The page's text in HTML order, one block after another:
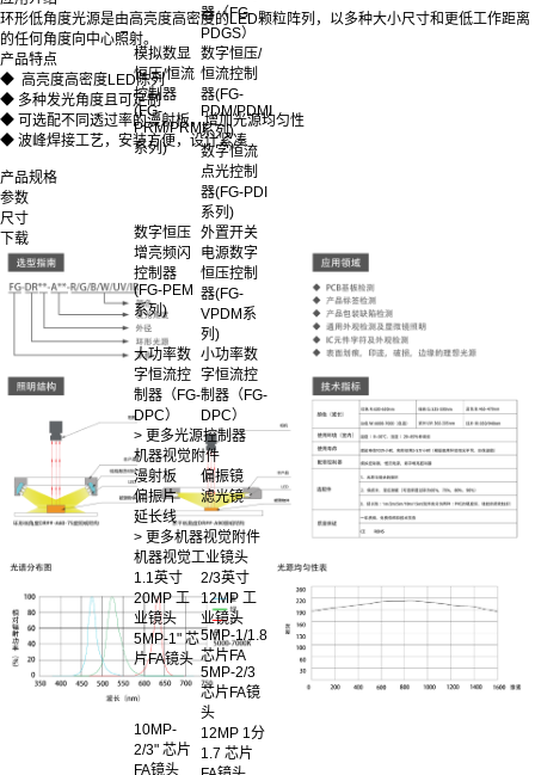
器（FG-
PDGS）
模拟数显
恒压/恒流
控制器
(FG-
PRM/PRMI
系列)
数字恒压/
恒流控制
器(FG-
PDM/PDMI
系列)
数字恒流
点光控制
器(FG-PDI
系列)
数字恒压
增亮频闪
控制器
(FG-PEM
系列)
外置开关
电源数字
恒压控制
器(FG-
VPDM系
列)
大功率数
字恒流控
制器（FG-
DPC）
小功率数
字恒流控
制器（FG-
DPC）
> 更多光源控制器
机器视觉附件
漫射板
偏振镜
偏振片
滤光镜
延长线
> 更多机器视觉附件
机器视觉工业镜头
1.1英寸
20MP 工
业镜头
2/3英寸
12MP 工
业镜头
5MP-1" 芯
片FA镜头
5MP-1/1.8
芯片FA
5MP-2/3
芯片FA镜
头
10MP-
2/3" 芯片
FA镜头
12MP 1分
1.7 芯片
环形低角度光源是由高亮度高密度的LED颗粒阵列，以多种大小尺寸和更低工作距离
的任何角度向中心照射。
产品特点
◆ 高亮度高密度LED陈列
◆ 多种发光角度且可定制
◆ 可选配不同透过率的漫射板，增加光源均匀性
◆ 波峰焊接工艺，安装方便，设计紧凑
产品规格
参数
尺寸
下载